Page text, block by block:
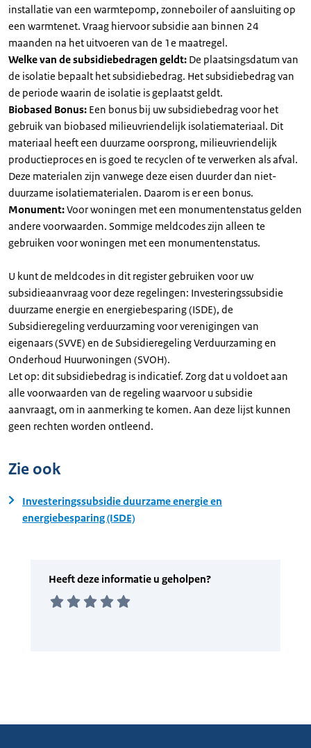
installatie van een warmtepomp, zonneboiler of aansluiting op
een warmtenet. Vraag hiervoor subsidie aan binnen 24
maanden na het uitvoeren van de 1e maatregel.
Welke van de subsidiebedragen geldt: De plaatsingsdatum van
de isolatie bepaalt het subsidiebedrag. Het subsidiebedrag van
de periode waarin de isolatie is geplaatst geldt.
Biobased Bonus: Een bonus bij uw subsidiebedrag voor het
gebruik van biobased milieuvriendelijk isolatiemateriaal. Dit
materiaal heeft een duurzame oorsprong, milieuvriendelijk
productieproces en is goed te recyclen of te verwerken als afval.
Deze materialen zijn vanwege deze eisen duurder dan niet-
duurzame isolatiematerialen. Daarom is er een bonus.
Monument:Voor woningen met een monumentenstatus gelden
andere voorwaarden. Sommige meldcodes zijn alleen te
gebruiken voor woningen met een monumentenstatus.
U kunt de meldcodes in dit register gebruiken voor uw
subsidieaanvraag voor deze regelingen: Investeringssubsidie
duurzame energie en energiebesparing (ISDE), de
Subsidieregeling verduurzaming voor verenigingen van
eigenaars (SVVE) en de Subsidieregeling Verduurzaming en
Onderhoud Huurwoningen (SVOH).
Let op: dit subsidiebedrag is indicatief. Zorg dat u voldoet aan
alle voorwaarden van de regeling waarvoor u subsidie
aanvraagt, om in aanmerking te komen. Aan deze lijst kunnen
geen rechten worden ontleend.
Zie ook
Investeringssubsidie duurzame energie en
energiebesparing (ISDE)